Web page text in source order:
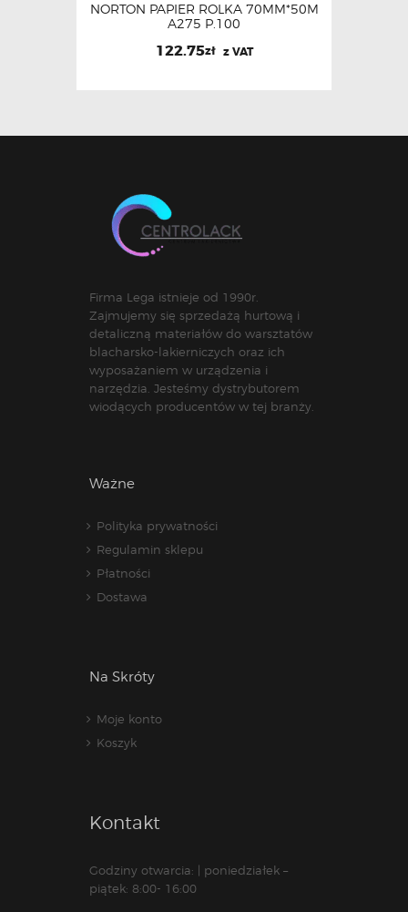
NORTON PAPIER ROLKA 70MM*50M
A275 P.100
122.75zł z VAT
Firma Lega istnieje od 1990r.
Zajmujemy się sprzedażą hurtową i
detaliczną materiałów do warsztatów
blacharsko-lakierniczych oraz ich
wyposażaniem w urządzenia i
narzędzia. Jesteśmy dystrybutorem
wiodących producentów w tej branży.
Ważne
Polityka prywatności
Regulamin sklepu
Płatności
Dostawa
Na Skróty
Moje konto
Koszyk
Kontakt
Godziny otwarcia: | poniedziałek –
piątek: 8:00- 16:00